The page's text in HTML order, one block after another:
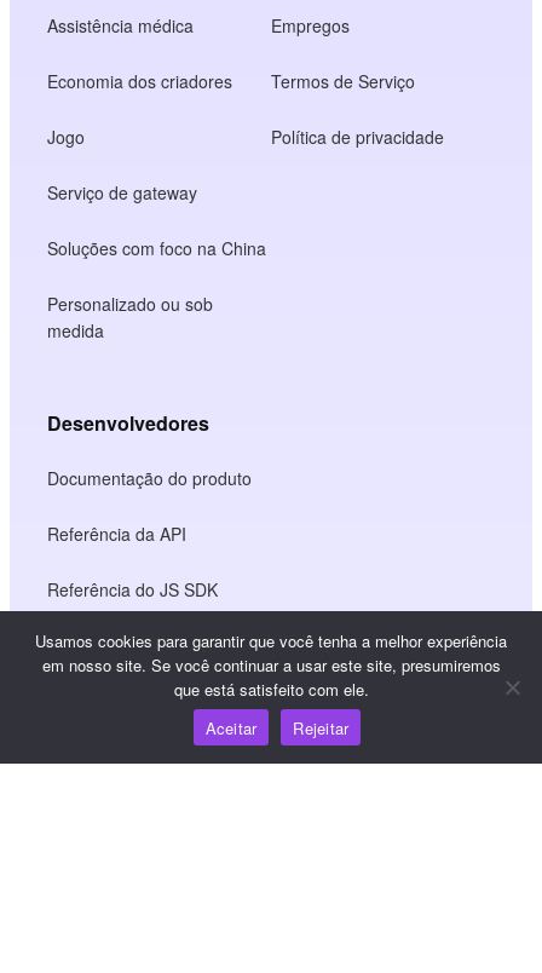
Assistência médica
Economia dos criadores
Jogo
Serviço de gateway
Soluções com foco na China
Personalizado ou sob
medida
Empregos
Termos de Serviço
Política de privacidade
Desenvolvedores
Documentação do produto
Referência da API
Referência do JS SDK
Centro de conhecimento
Usamos cookies para garantir que você tenha a melhor experiência
em nosso site. Se você continuar a usar este site, presumiremos
que está satisfeito com ele.
Aceitar
Rejeitar